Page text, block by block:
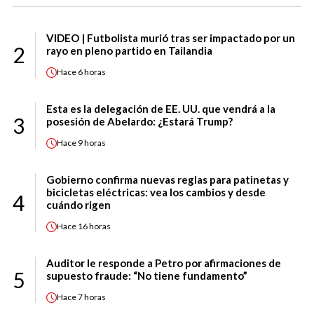
2
VIDEO | Futbolista murió tras ser impactado por un
rayo en pleno partido en Tailandia
Hace 6 horas
3
Esta es la delegación de EE. UU. que vendrá a la
posesión de Abelardo: ¿Estará Trump?
Hace 9 horas
4
Gobierno confirma nuevas reglas para patinetas y
bicicletas eléctricas: vea los cambios y desde
cuándo rigen
Hace 16 horas
5
Auditor le responde a Petro por afirmaciones de
supuesto fraude: “No tiene fundamento”
Hace7 horas